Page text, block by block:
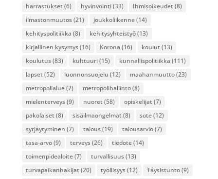
harrastukset (6) hyvinvointi(33) Ihmisoikeudet (8)
ilmastonmuutos(21) joukkoliikenne(14)
kehityspolitiikka (8) kehitysyhteistyö(13)
kirjallinen kysymys(16) Korona (16) koulut (13)
koulutus(83) kulttuuri(15) kunnallispolitiikka (111)
lapset (52) luonnonsuojelu (12) maahanmuutto(23)
metropolialue(7) metropolihallinto(8)
mielenterveys(9) nuoret (58) opiskelijat (7)
pakolaiset (8) sisäilmaongelmat (8) sote(12)
syrjäytyminen (7) talous(19) talousarvio(7)
tasa-arvo(9) terveys(26) tiedote(14)
toimenpidealoite(7) turvallisuus(13)
turvapaikanhakijat (20) työllisyys(12) Täysistunto(9)